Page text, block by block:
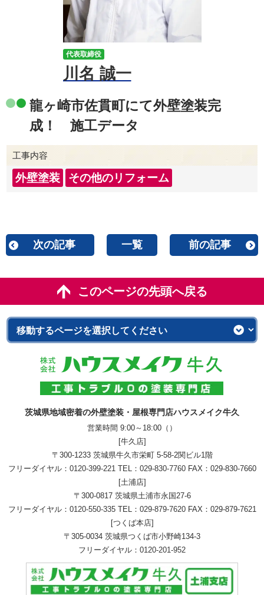
代表取締役
川名 誠一
龍ヶ崎市佐貫町にて外壁塗装完
成！ 施工データ
工事内容
外壁塗装 その他のリフォーム
次の記事 一覧 前の記事
このページの先頭へ戻る
茨城県地域密着の外壁塗装・屋根専門店ハウスメイク牛久
営業時間 9:00～18:00（）
[牛久店]
〒300-1233 茨城県牛久市栄町 5-58-2関ビル1階
フリーダイヤル： 0120-399-221TEL： 029-830-7760FAX：029-830-7660
[土浦店]
〒300-0817 茨城県土浦市永国27-6
フリーダイヤル： 0120-550-335TEL： 029-879-7620FAX：029-879-7621
[つくば本店]
〒305-0034 茨城県つくば市小野崎134-3
フリーダイヤル： 0120-201-952